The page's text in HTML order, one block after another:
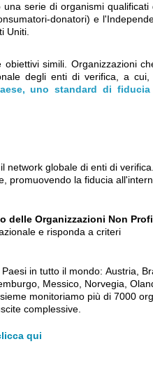
serie di organismi
donatori) e
Uniti.
simili. Organizzazioni
degli enti di verifica, a cui,
uno standard di
, il network globale di enti di
promuovendo la fiducia
delle Organizzazioni Non
e risponda a criteri
in tutto il mondo: Austria,
Messico, Norvegia,
monitoriamo più di 7000
complessive.
qui